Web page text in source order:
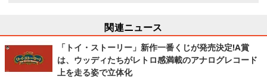
関連ニュース
「トイ・ストーリー」新作一番くじが発売決定!A賞
は、ウッディたちがレトロ感満載のアナログレコード
上を走る姿で立体化